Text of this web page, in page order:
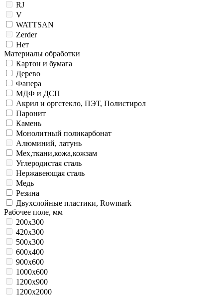
RJ
V
WATTSAN
Zerder
Нет
Материалы обработки
Картон и бумага
Дерево
Фанера
МДФ и ДСП
Акрил и оргстекло, ПЭТ, Полистирол
Паронит
Камень
Монолитный поликарбонат
Алюминий, латунь
Мех,ткани,кожа,кожзам
Углеродистая сталь
Нержавеющая сталь
Медь
Резина
Двухслойные пластики, Rowmark
Рабочее поле, мм
200x300
420x300
500x300
600x400
900x600
1000x600
1200x900
1200x2000